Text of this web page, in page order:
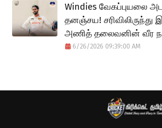
Windies வேகப்புயலை
தனஞ்சய!
அணித் தலைவனின் வீர
6/26/2026 09:39:00 AM